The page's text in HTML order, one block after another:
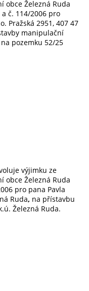
obce Železná Ruda
č. 114/2006 pro
Pražská 2951, 407 47
manipulační
pozemku 52/25
výjimku ze
obce Železná Ruda
pro pana Pavla
Ruda, na přístavbu
Železná Ruda.